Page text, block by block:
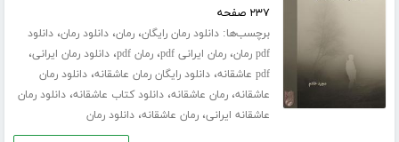
۲۳۷ صفحه
برچسب‌ها:دانلود رمان رایگان،رمان،دانلود رمان،دانلود
pdf رمان
،رمان ایرانی pdf ،رمان pdf ،دانلود رمان ایرانی،
pdf عاشقانه ،دانلود رایگان رمان عاشقانه،دانلود رمان
عاشقانه،رمان عاشقانه،دانلود کتاب عاشقانه،دانلود رمان
عاشقانه ایرانی،رمان عاشقانه،دانلود رمان